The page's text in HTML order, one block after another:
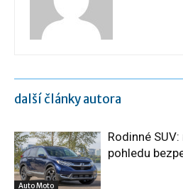
další články autora
Auto Moto
Rodinné
pohledu